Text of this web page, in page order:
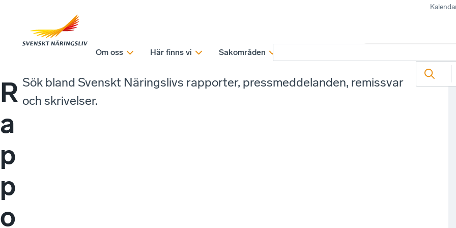
Om oss Här finns vi Sakområden
R
a
p
p
o
Sök bland Svenskt Näringslivs rapporter, pressmeddelanden, remissvar
och skrivelser.